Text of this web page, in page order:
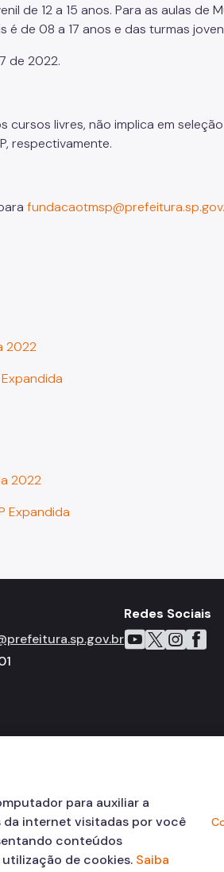
de 12 a 15 anos. Para as aulas
de 08 a 17 anos e das turmas
de 2022.
cursos livres, não implica em
respectivamente.
2022
2022
Expandida
Redes Sociais
Icone do YouTube
Icone do X
Icone do
Icone
para auxiliar a
da internet visitadas por você
conteúdos
de cookies. Saiba